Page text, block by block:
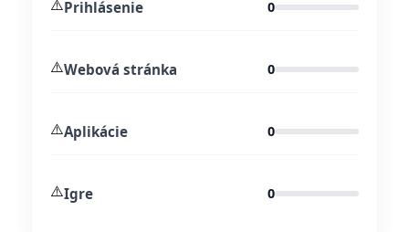
⚠️Prihlásenie 0
⚠️Webová stránka 0
⚠️Aplikácie 0
⚠️Igre 0